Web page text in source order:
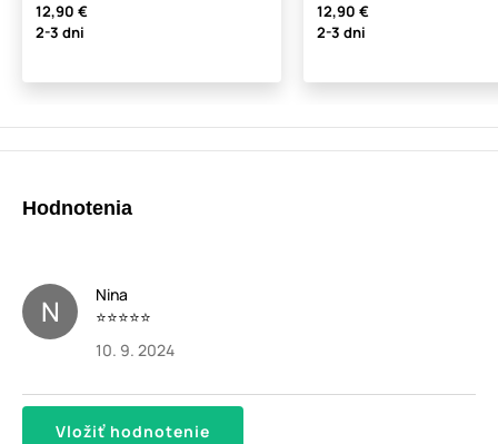
12,90 €
2-3 dni
12,90 €
2-3 dni
Hodnotenia
N
Nina
⭐️⭐️⭐️⭐️⭐️
10. 9. 2024
Vložiť hodnotenie